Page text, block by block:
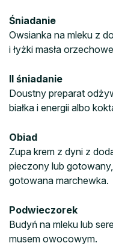
Śniadanie
Owsianka na mleku z
i łyżki masła
II śniadanie
Doustny preparat
białka i energii albo
Obiad
Zupa krem z dyni z
pieczony lub
gotowana marchewka.
Podwieczorek
Budyń na mleku lub
musem owocowym.